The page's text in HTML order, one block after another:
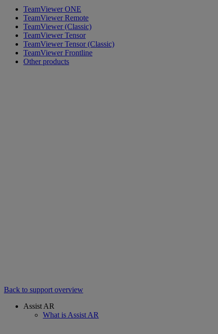
TeamViewer ONE
TeamViewer Remote
TeamViewer (Classic)
TeamViewer Tensor
TeamViewer Tensor (Classic)
TeamViewer Frontline
Other products
Back to support overview
Assist AR
What is Assist AR